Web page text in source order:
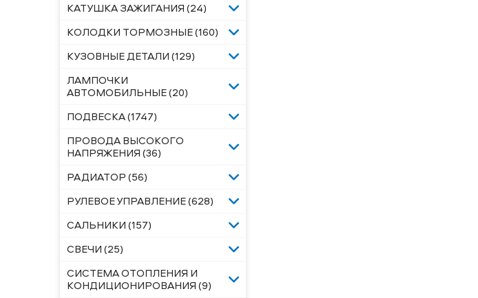
КАТУШКА ЗАЖИГАНИЯ (24)
КОЛОДКИ ТОРМОЗНЫЕ (160)
КУЗОВНЫЕ ДЕТАЛИ (129)
ЛАМПОЧКИ
АВТОМОБИЛЬНЫЕ (20)
ПОДВЕСКА (1747)
ПРОВОДА ВЫСОКОГО
НАПРЯЖЕНИЯ (36)
РАДИАТОР (56)
РУЛЕВОЕ УПРАВЛЕНИЕ (628)
САЛЬНИКИ (157)
СВЕЧИ (25)
СИСТЕМА ОТОПЛЕНИЯ И
КОНДИЦИОНИРОВАНИЯ (9)